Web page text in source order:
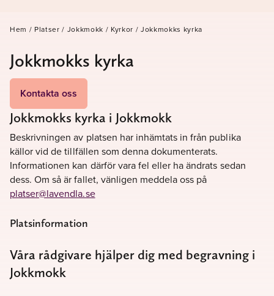
Hem / Platser / Jokkmokk / Kyrkor / Jokkmokks kyrka
Jokkmokks kyrka
Kontakta oss
Jokkmokks kyrka i Jokkmokk
Beskrivningen av platsen har inhämtats in från publika
källor vid de tillfällen som denna dokumenterats.
Informationen kan därför vara fel eller ha ändrats sedan
dess. Om så är fallet, vänligen meddela oss på
platser@lavendla.se
Platsinformation
Våra rådgivare hjälper dig med begravning i
Jokkmokk